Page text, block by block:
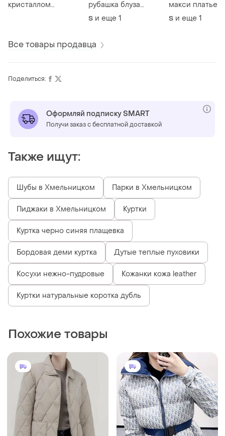
кристаллом
рубашка блуза
молочного цвета
zara 100% silk m
S и еще 1
макси платье
reserved 100%
вискоза
S и еще 1
Все товары продавца
Поделиться:
Оформляй подписку SMART
Получи заказ с бесплатной доставкой
Также ищут:
Шубы в Хмельницком Парки в Хмельницком
Пиджаки в Хмельницком Куртки
Куртка черно синяя плащевка
Бордовая деми куртка Дутые теплые пуховики
Косухи нежно-пудровые Кожанки кожа leather
Куртки натуральные коротка дубль
Похожие товары